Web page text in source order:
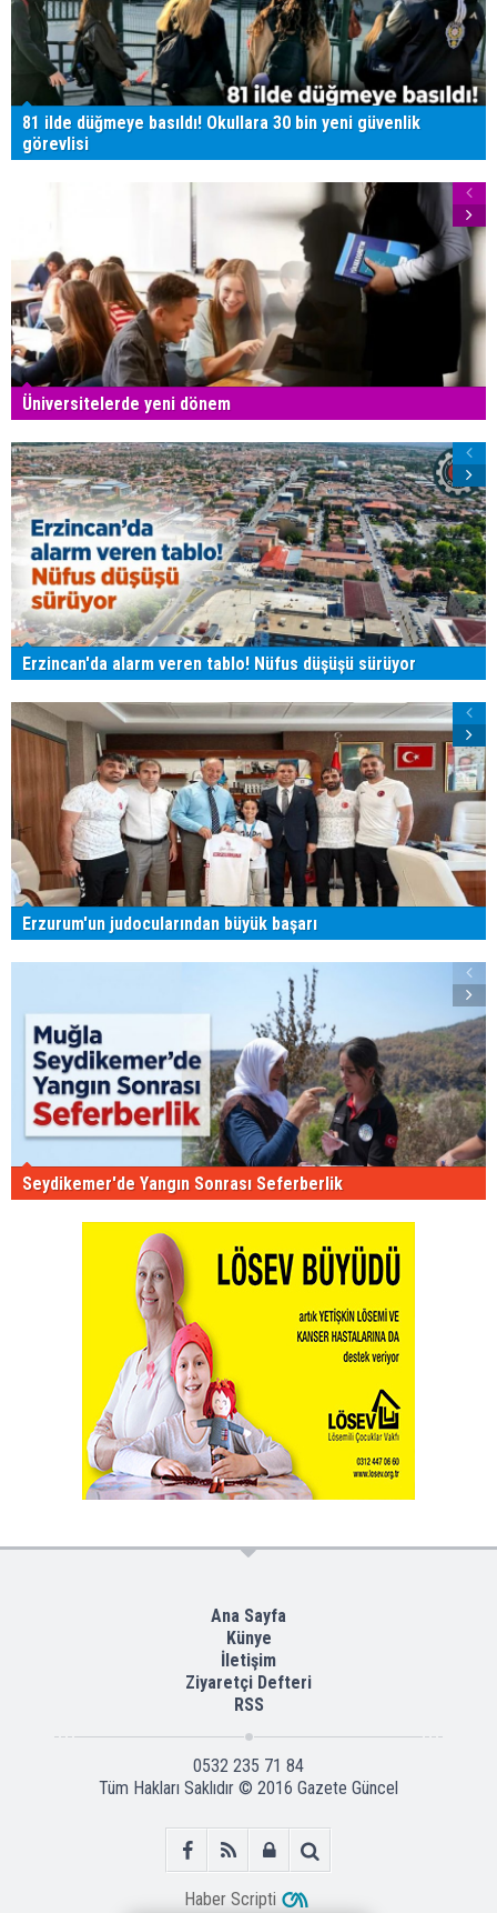
81 ilde düğmeye basıldı! Okullara 30 bin yeni güvenlik
görevlisi
Üniversitelerde yeni dönem
Erzincan'da alarm veren tablo! Nüfus düşüşü sürüyor
Erzurum'un judocularından büyük başarı
Seydikemer'de Yangın Sonrası Seferberlik
Ana Sayfa
Künye
İletişim
Ziyaretçi Defteri
RSS
0532 235 71 84
Tüm Hakları Saklıdır © 2016 Gazete Güncel
Haber Scripti